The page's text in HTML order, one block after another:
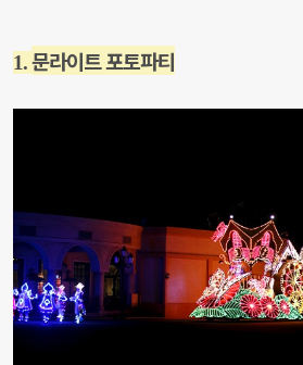
1.문라이트 포토파티